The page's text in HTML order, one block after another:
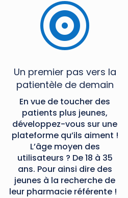

Un premier pas vers la
patientèle de demain
En vue de toucher des
patients plus jeunes,
développez-vous sur une
plateforme qu’ils aiment !
L’âge moyen des
utilisateurs ? De 18 à 35
ans. Pour ainsi dire des
jeunes à la recherche de
leur pharmacie référente !